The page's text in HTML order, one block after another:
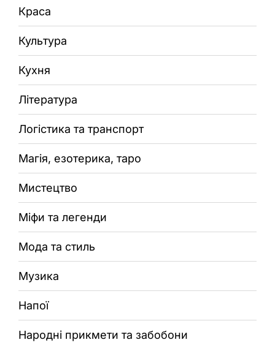
Краса
Культура
Кухня
Література
Логістика та транспорт
Магія, езотерика, таро
Мистецтво
Міфи та легенди
Мода та стиль
Музика
Напої
Народні прикмети та забобони